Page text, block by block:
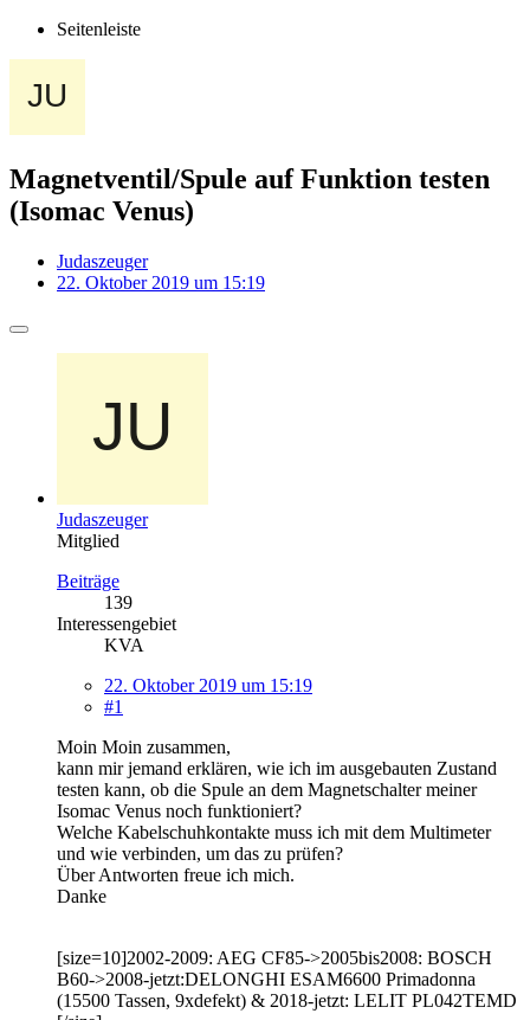
Seitenleiste
Magnetventil/Spule auf Funktion testen
(Isomac Venus)
Judaszeuger
22. Oktober 2019 um 15:19
Judaszeuger
Mitglied
Beiträge
139
Interessengebiet
KVA
22. Oktober 2019 um 15:19
#1
Moin Moin zusammen,
kann mir jemand erklären, wie ich im ausgebauten Zustand
testen kann, ob die Spule an dem Magnetschalter meiner
Isomac Venus noch funktioniert?
Welche Kabelschuhkontakte muss ich mit dem Multimeter
und wie verbinden, um das zu prüfen?
Über Antworten freue ich mich.
Danke
[size=10]2002-2009: AEG CF85->2005bis2008: BOSCH
B60->2008-jetzt:DELONGHI ESAM6600 Primadonna
(15500 Tassen, 9xdefekt) & 2018-jetzt: LELIT PL042TEMD